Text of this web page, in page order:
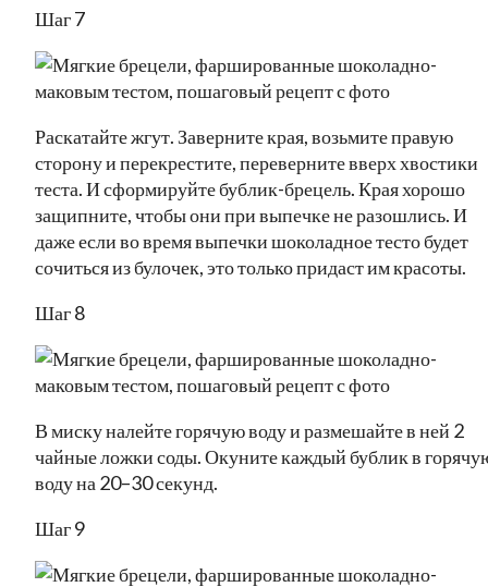
Шаг 7
Раскатайте жгут. Заверните края, возьмите правую
сторону и перекрестите, переверните вверх хвостики
теста. И сформируйте бублик-брецель. Края хорошо
защипните, чтобы они при выпечке не разошлись. И
даже если во время выпечки шоколадное тесто будет
сочиться из булочек, это только придаст им красоты.
Шаг 8
В миску налейте горячую воду и размешайте в ней 2
чайные ложки соды. Окуните каждый бублик в
воду на 20–30 секунд.
Шаг 9